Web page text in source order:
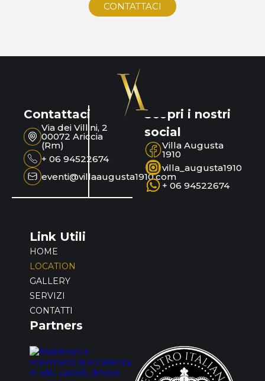
CONTATTACI
Contattaci
Via dei Villini, 2
00072 Ariccia
(Rm)
+ 06 94522674
eventi@villaaugusta1910.com
Scopri i nostri
social
Villa Augusta
1910
villa_augusta1910
+ 06 94522674
Link Utili
HOME
LOCATION
GALLERY
SERVIZI
CONTATTI
Partners